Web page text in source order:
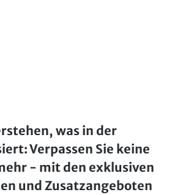
was in der
Verpassen Sie keine
- mit den exklusiven
und Zusatzangeboten